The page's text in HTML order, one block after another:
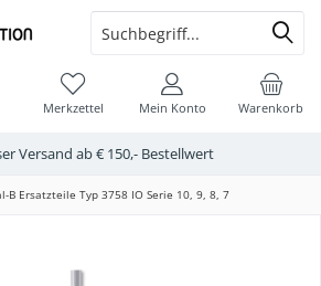
Versand ab € 150,- Bestellwert
Warenkorb
Merkzettel Mein Konto
B Ersatzteile Typ 3758 IO Serie 10, 9, 8, 7